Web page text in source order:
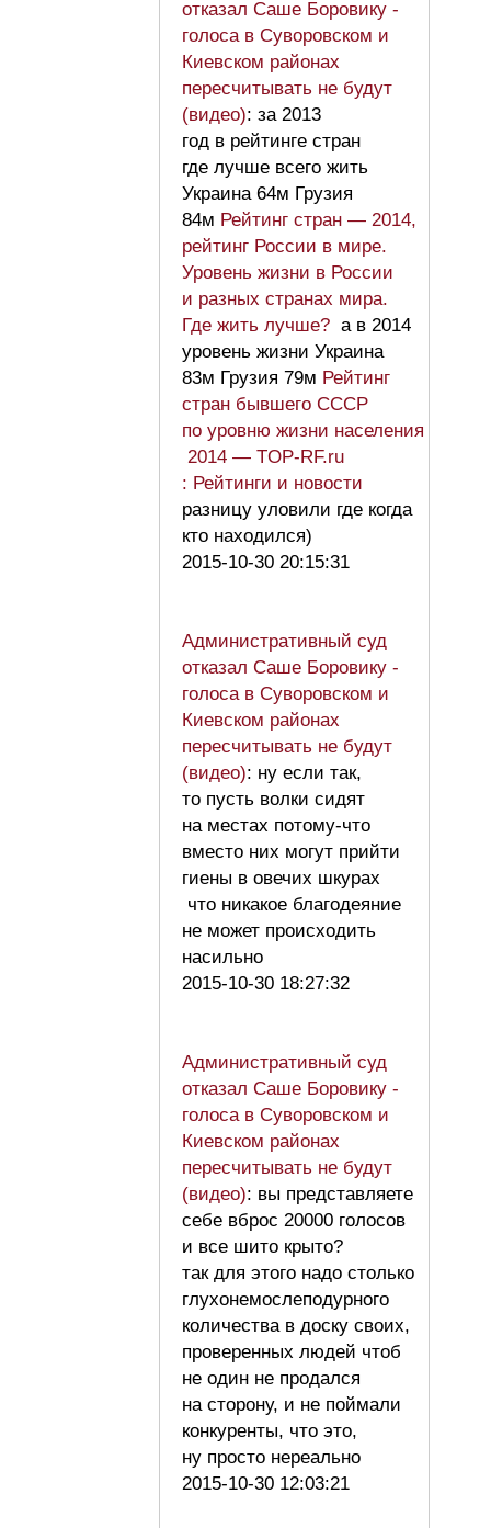
отказал Саше Боровику -
голоса в Суворовском и
Киевском районах
пересчитывать не будут
(видео): за 2013
год в рейтинге стран
где лучше всего жить
Украина 64м Грузия
84м Рейтинг стран — 2014,
рейтинг России в мире.
Уровень жизни в России
и разных странах мира.
Где жить лучше? а в 2014
уровень жизни Украина
83м Грузия 79м Рейтинг
стран бывшего СССР
по уровню жизни населения
2014 — TOP-RF.ru
: Рейтинги и новости
разницу уловили где когда
кто находился)
2015-10-30 20:15:31
Административный суд
отказал Саше Боровику -
голоса в Суворовском и
Киевском районах
пересчитывать не будут
(видео): ну если так,
то пусть волки сидят
на местах потому-что
вместо них могут прийти
гиены в овечих шкурах
что никакое благодеяние
не может происходить
насильно
2015-10-30 18:27:32
Административный суд
отказал Саше Боровику -
голоса в Суворовском и
Киевском районах
пересчитывать не будут
(видео): вы представляете
себе вброс 20000 голосов
и все шито крыто?
так для этого надо столько
глухонемослеподурного
количества в доску своих,
проверенных людей чтоб
не один не продался
на сторону, и не поймали
конкуренты, что это,
ну просто нереально
2015-10-30 12:03:21